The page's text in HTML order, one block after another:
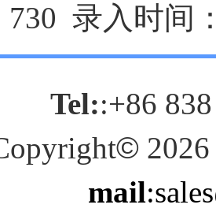
730 录入时间
Tel::+86
© 2026
mail